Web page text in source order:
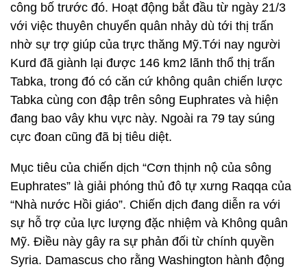
công bố trước đó. Hoạt động bắt đầu từ ngày 21/3
với việc thuyên chuyển quân nhảy dù tới thị trấn
nhờ sự trợ giúp của trực thăng Mỹ.Tới nay người
Kurd đã giành lại được 146 km2 lãnh thổ thị trấn
Tabka, trong đó có căn cứ không quân chiến lược
Tabka cùng con đập trên sông Euphrates và hiện
đang bao vây khu vực này. Ngoài ra 79 tay súng
cực đoan cũng đã bị tiêu diệt.
Mục tiêu của chiến dịch “Cơn thịnh nộ của sông
Euphrates” là giải phóng thủ đô tự xưng Raqqa của
“Nhà nước Hồi giáo”. Chiến dịch đang diễn ra với
sự hỗ trợ của lực lượng đặc nhiệm và Không quân
Mỹ. Điều này gây ra sự phản đối từ chính quyền
Syria. Damascus cho rằng Washington hành động